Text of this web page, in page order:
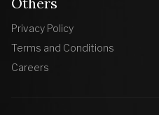
Privacy Policy
Terms and Conditions
Careers